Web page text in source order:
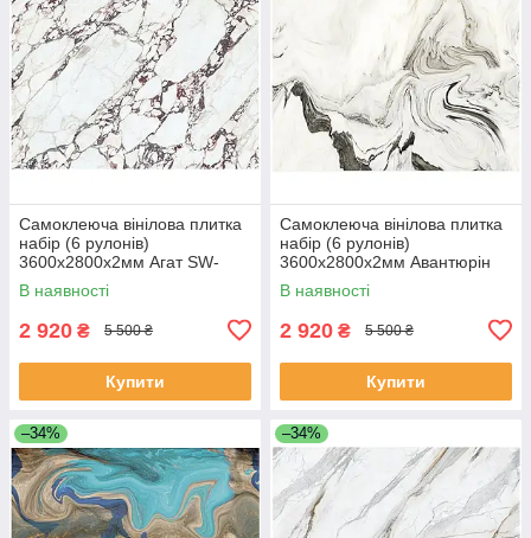
Самоклеюча вінілова плитка
набір (6 рулонів)
3600х2800х2мм Агат SW-
00001460
В наявності
2 920 ₴ 5 500 ₴
Купити
Самоклеюча вінілова плитка
набір (6 рулонів)
3600х2800х2мм Авантюрін
SW-00001461
В наявності
2 920 ₴ 5 500 ₴
Купити
–34% –34%